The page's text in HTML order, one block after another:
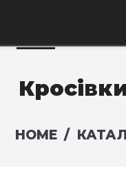
HOME